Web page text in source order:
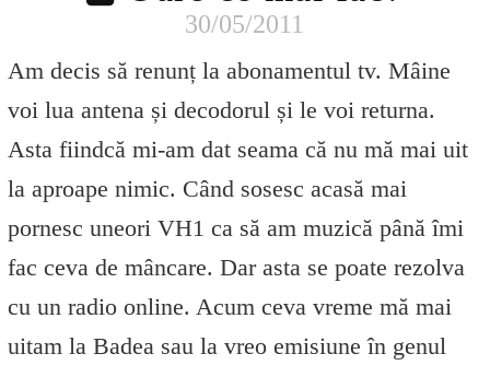
30/05/2011
Am decis să renunț la abonamentul tv. Mâine
voi lua antena și decodorul și le voi returna.
Asta fiindcă mi-am dat seama că nu mă mai uit
la aproape nimic. Când sosesc acasă mai
pornesc uneori VH1 ca să am muzică până îmi
fac ceva de mâncare. Dar asta se poate rezolva
cu un radio online. Acum ceva vreme mă mai
uitam la Badea sau la vreo emisiune în genul